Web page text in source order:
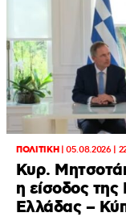
ΠΟΛΙΤΙΚΗ|05.08.2026 |
Κυρ.
η είσοδος
Ελλάδας –